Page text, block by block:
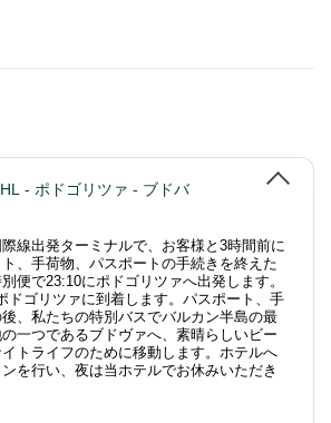
- ポドゴリツァ - ブドバ
線出発ターミナルで、お客様と3時間前に
、手荷物、パスポートの手続きを終えた
便で23:10にポドゴリツァへ出発します。
ドゴリツァに到着します。パスポート、手
、私たちの特別バスでバルカン半島の最
一つであるブドヴァへ、素晴らしいビー
トライフのために移動します。ホテルへ
を行い、夜は当ホテルでお休みいただき